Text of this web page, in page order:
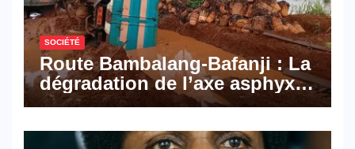
SOCIÉTÉ
Route Bambalang-Bafanji : La
dégradation de l’axe asphyxie
les activités économiques